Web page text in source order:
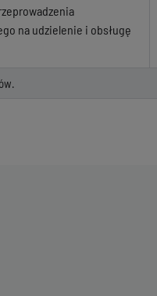
na udzielenie i obsługę